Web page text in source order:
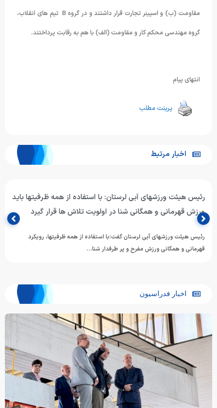
مقاومت (ب) و اسپینر تجارت قرار داشتند و در گروه B تیم های انقلاب،
گروه مهندسی محکم کار و مقاومت (الف) با هم به رقابت پرداختند.
انتهای پیام
پرینت مطلب
اخبار مرتبط
رئیس هیئت ورزشهای آبی لرستان: با استفاده از همه ظرفیتها باید
ورزش قهرمانی و همگانی شنا در اولویت تلاش ها قرار گیرد
رئیس هیئت ورزشهای آبی لرستان گفت:با استفاده از همه ظرفیتها، رویکرد
قهرمانی و همگانی ورزش مفرح و پر طرفدار شنا…
اخبار فدراسیون